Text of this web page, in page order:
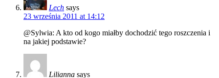
Lech says
23 września 2011 at 14:12
@Sylwia: A kto od kogo miałby dochodzić tego roszczenia i
na jakiej podstawie?
Lilianna says